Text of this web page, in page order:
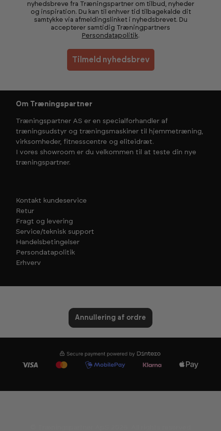
nyhedsbreve fra Træningspartner om tilbud, nyheder
og inspiration. Du kan til enhver tid tilbagekalde dit
samtykke via afmeldingslinket i nyhedsbrevet. Du
accepterer samtidig Træningpartners
Persondatapolitik.
Tilmeld nyhedsbrev
Om Træningspartner
Træningspartner AS er en specialforhandler af
træningsudstyr og træningsmaskiner til hjemmetræning,
virksomheder, fitnesscentre og eliteidræt.
I vores showroom er du velkommen til at teste din nye
træningspartner.
Kontakt kundeservice
Retur
Fragt og levering
Service/teknisk support
Handelsbetingelser
Persondatapolitik
Erhverv
Annullering af ordre